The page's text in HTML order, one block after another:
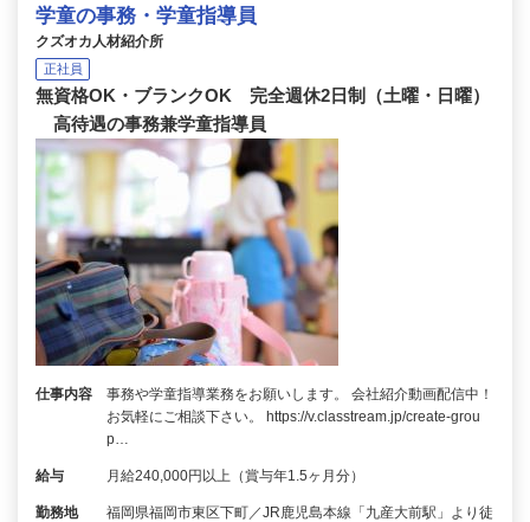
学童の事務・学童指導員
クズオカ人材紹介所
正社員
無資格OK・ブランクOK 完全週休2日制（土曜・日曜）
高待遇の事務兼学童指導員
仕事内容
事務や学童指導業務をお願いします。 会社紹介動画配信中！
お気軽にご相談下さい。 https://v.classtream.jp/create-grou
p…
給与 月給240,000円以上（賞与年1.5ヶ月分）
勤務地
福岡県福岡市東区下町／JR鹿児島本線「九産大前駅」より徒